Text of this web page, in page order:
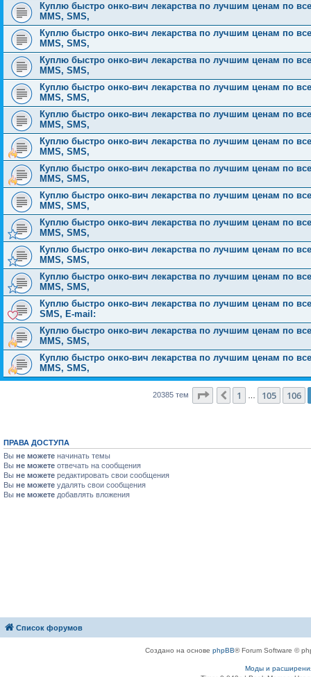
Куплю быстро онко-вич лекарства по лучшим ценам по
MMS, SMS,
Куплю быстро онко-вич лекарства по лучшим ценам по
MMS, SMS,
Куплю быстро онко-вич лекарства по лучшим ценам по
MMS, SMS,
Куплю быстро онко-вич лекарства по лучшим ценам по
MMS, SMS,
Куплю быстро онко-вич лекарства по лучшим ценам по
MMS, SMS,
Куплю быстро онко-вич лекарства по лучшим ценам по
MMS, SMS,
Куплю быстро онко-вич лекарства по лучшим ценам по
MMS, SMS,
Куплю быстро онко-вич лекарства по лучшим ценам по
MMS, SMS,
Куплю быстро онко-вич лекарства по лучшим ценам по
MMS, SMS,
Куплю быстро онко-вич лекарства по лучшим ценам по
MMS, SMS,
Куплю быстро онко-вич лекарства по лучшим ценам по
MMS, SMS,
Куплю быстро онко-вич лекарства по лучшим ценам по
SMS, E-mail:
Куплю быстро онко-вич лекарства по лучшим ценам по
MMS, SMS,
Куплю быстро онко-вич лекарства по лучшим ценам по
MMS, SMS,
20385 тем Страница 107из 816
Пред.
1 105 106
ПРАВА ДОСТУПА
Вы не можете начинать темы
Вы не можете отвечать на сообщения
Вы не можете редактировать свои сообщения
Вы не можете удалять свои сообщения
Вы не можете добавлять вложения
Список форумов
Создано на основе phpBB® Forum Software ©
Моды и